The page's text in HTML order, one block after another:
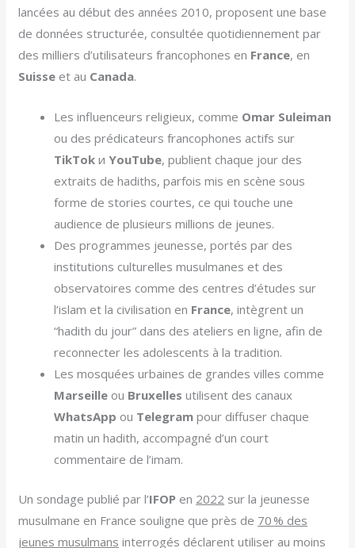
lancées au début des années 2010, proposent une base
de données structurée, consultée quotidiennement par
des milliers d’utilisateurs francophones en France, en
Suisse et au Canada.
Les influenceurs religieux, comme Omar Suleiman
ou des prédicateurs francophones actifs sur
TikTok иYouTube, publient chaque jour des
extraits de hadiths, parfois mis en scène sous
forme de stories courtes, ce qui touche une
audience de plusieurs millions de jeunes.
Des programmes jeunesse, portés par des
institutions culturelles musulmanes et des
observatoires comme des centres d’études sur
l’islam et la civilisation en France, intègrent un
“hadith du jour” dans des ateliers en ligne, afin de
reconnecter les adolescents à la tradition.
Les mosquées urbaines de grandes villes comme
Marseille ou Bruxelles utilisent des canaux
WhatsApp ou Telegram pour diffuser chaque
matin un hadith, accompagné d’un court
commentaire de l’imam.
Un sondage publié par l’IFOP en 2022 sur la jeunesse
musulmane en France souligne que près de 70 % des
jeunes musulmans interrogés déclarent utiliser au moins